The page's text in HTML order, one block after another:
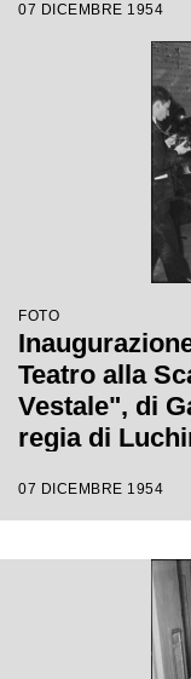
Spontini,
la regia di
07 DICEMBRE 1954
FOTO
Teatro alla
Vestale", di
regia di
07 DICEMBRE 1954